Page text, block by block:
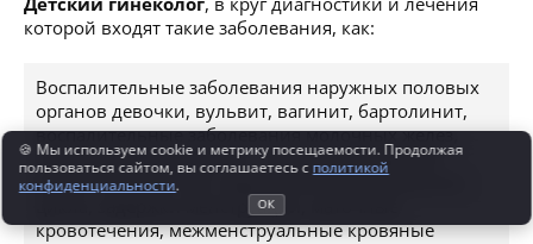
которой входят такие заболевания, как:
Воспалительные заболевания наружных половых
органов девочки, вульвит, вагинит, бартолинит,
воспалительные заболевания молочных желез,
нелактационный мастит, синехии (сращения)
малых половых губ, нарушения менструального
цикла, задержки менструации, маточные
кровотечения, межменструальные кровяные
🍪 Мы используем cookie и метрику посещаемости. Продолжая
пользоваться сайтом, вы соглашаетесь с политикой
конфиденциальности.
ОК